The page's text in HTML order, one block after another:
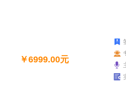
￥6999.00元